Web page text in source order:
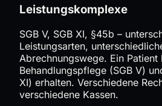
Leistungskomplexe
SGB V, SGB XI, §45b –
Leistungsarten,
Abrechnungswege. Ein
Behandlungspflege (SGB V)
XI) erhalten. Verschiedene
verschiedene Kassen.